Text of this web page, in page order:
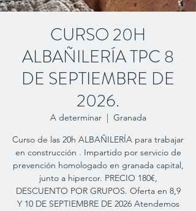
CURSO 20H
ALBAÑILERÍA TPC 8
DE SEPTIEMBRE DE
2026.
A determinar
  |
Granada
Curso de las 20h ALBAÑILERÍA para trabajar
en construcción . Impartido por servicio de
prevención homologado en granada capital,
junto a hipercor. PRECIO 180€,
DESCUENTO POR GRUPOS. Oferta en 8,9
Y 10 DE SEPTIEMBRE DE 2026 Atendemos